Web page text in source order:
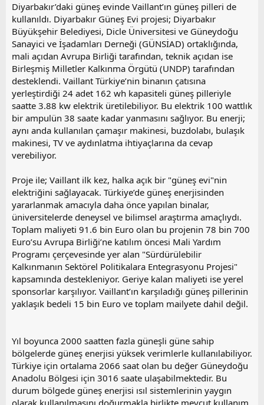
Diyarbakır’daki güneş evinde Vaillant’ın güneş pilleri de
kullanıldı. Diyarbakır Güneş Evi projesi; Diyarbakır
Büyükşehir Belediyesi, Dicle Üniversitesi ve Güneydoğu
Sanayici ve İşadamları Derneği (GÜNSİAD) ortaklığında,
mali açıdan Avrupa Birliği tarafından, teknik açıdan ise
Birleşmiş Milletler Kalkınma Örgütü (UNDP) tarafından
desteklendi. Vaillant Türkiye’nin binanın çatısına
yerleştirdiği 24 adet 162 wh kapasiteli güneş pilleriyle
saatte 3.88 kw elektrik üretilebiliyor. Bu elektrik 100 wattlık
bir ampulün 38 saate kadar yanmasını sağlıyor. Bu enerji;
aynı anda kullanılan çamaşır makinesi, buzdolabı, bulaşık
makinesi, TV ve aydınlatma ihtiyaçlarına da cevap
verebiliyor.
Proje ile; Vaillant ilk kez, halka açık bir "güneş evi"nin
elektriğini sağlayacak. Türkiye’de güneş enerjisinden
yararlanmak amacıyla daha önce yapılan binalar,
üniversitelerde deneysel ve bilimsel araştırma amaçlıydı.
Toplam maliyeti 91.6 bin Euro olan bu projenin 78 bin 700
Euro’su Avrupa Birliği’ne katılım öncesi Mali Yardım
Programı çerçevesinde yer alan "Sürdürülebilir
Kalkınmanın Sektörel Politikalara Entegrasyonu Projesi"
kapsamında destekleniyor. Geriye kalan maliyeti ise yerel
sponsorlar karşılıyor. Vaillant’ın karşıladığı güneş pillerinin
yaklaşık bedeli 15 bin Euro ve toplam mailyete dahil değil.
Yıl boyunca 2000 saatten fazla güneşli güne sahip
bölgelerde güneş enerjisi yüksek verimlerle kullanılabiliyor.
Türkiye için ortalama 2066 saat olan bu değer Güneydoğu
Anadolu Bölgesi için 3016 saate ulaşabilmektedir. Bu
durum bölgede güneş enerjisi ısıl sistemlerinin yaygın